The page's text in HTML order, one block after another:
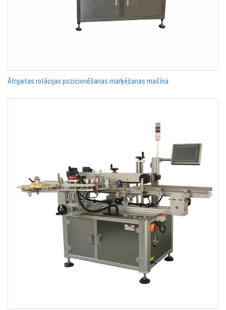
Ātrgaitas rotācijas pozicionēšanas marķēšanas mašīna